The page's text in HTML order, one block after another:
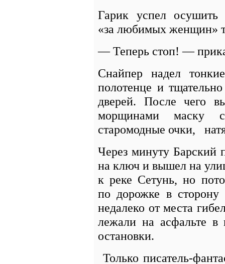
Гарик успел
«за любимых женщин»
— Теперь стоп! —
Снайпер надел
полотенце и
дверей. После чего
морщинами маску
старомодные очки,
Через минуту Барский
на ключ и вышел на
к реке Сетунь, но
по дорожке в сторону
недалеко от места
лежали на асфальте в
остановки.
Только писатель-